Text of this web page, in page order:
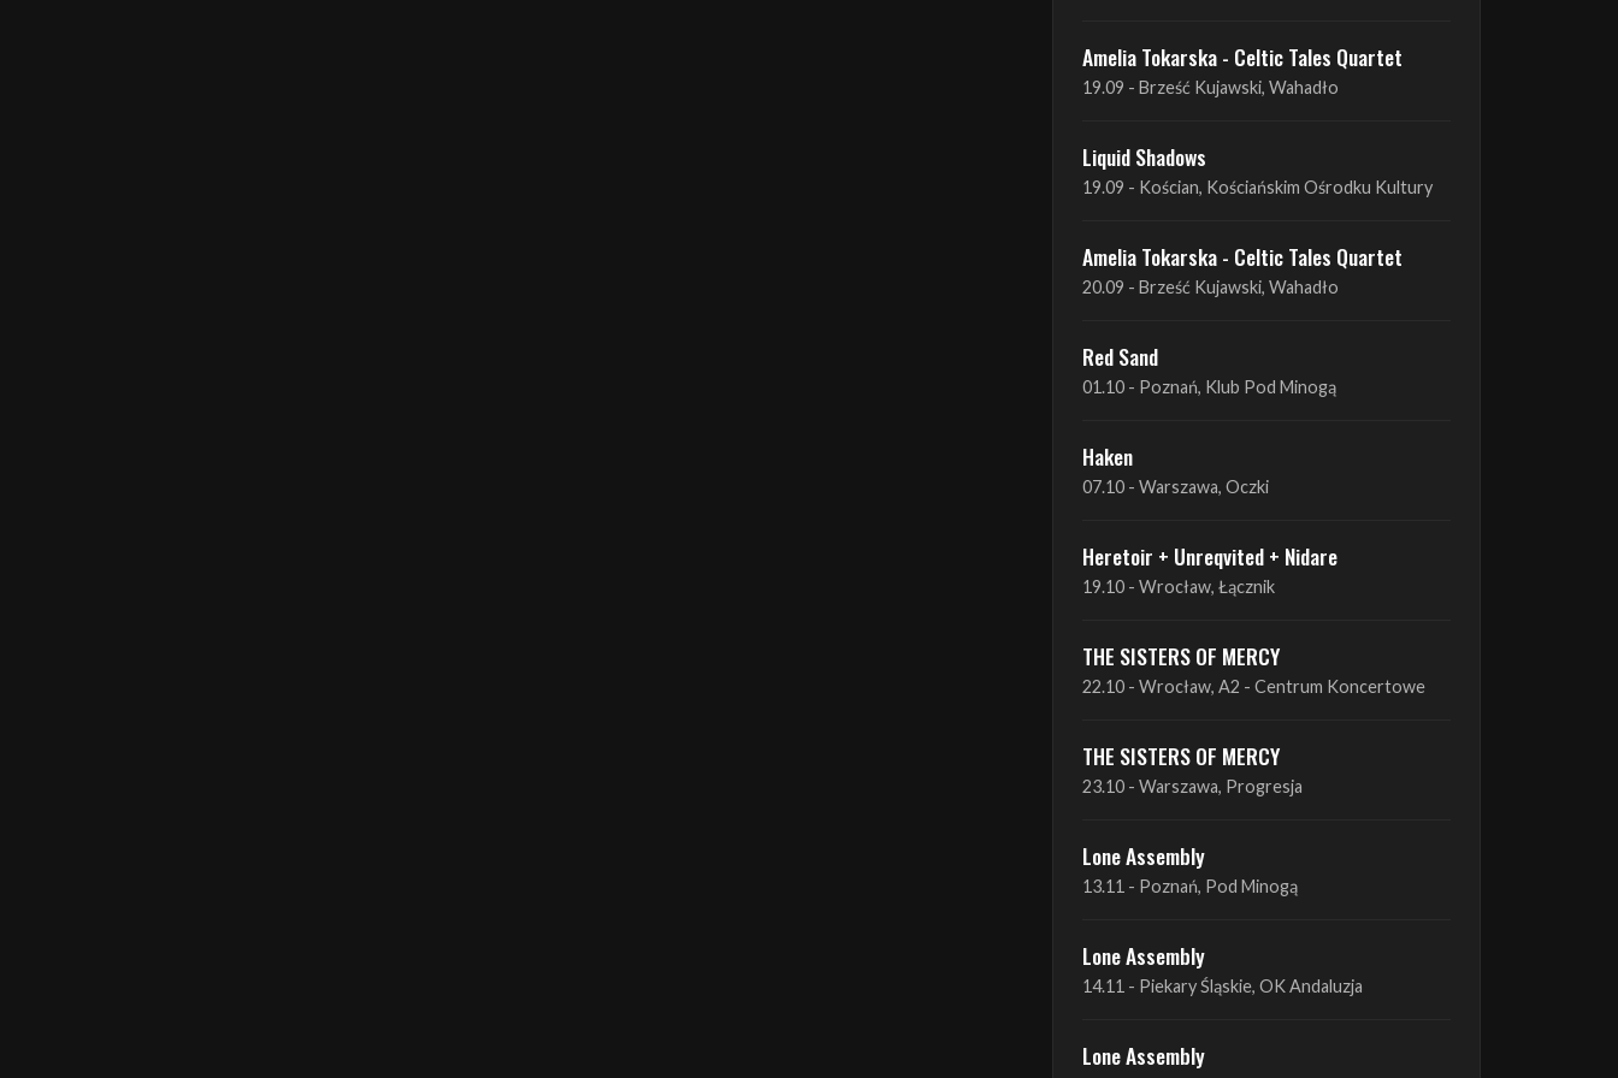
Amelia Tokarska - Celtic Tales Quartet
19.09 - Brześć Kujawski, Wahadło
Liquid Shadows
19.09 - Kościan, Kościańskim Ośrodku Kultury
Amelia Tokarska - Celtic Tales Quartet
20.09 - Brześć Kujawski, Wahadło
Red Sand
01.10 - Poznań, Klub Pod Minogą
Haken
07.10 - Warszawa, Oczki
Heretoir + Unreqvited + Nidare
19.10 - Wrocław, Łącznik
THE SISTERS OF MERCY
22.10 - Wrocław, A2 - Centrum Koncertowe
THE SISTERS OF MERCY
23.10 - Warszawa, Progresja
Lone Assembly
13.11 - Poznań, Pod Minogą
Lone Assembly
14.11 - Piekary Śląskie, OK Andaluzja
Lone Assembly